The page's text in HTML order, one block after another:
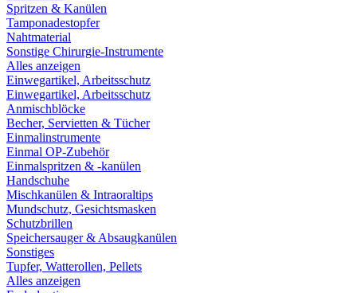
Spritzen & Kanülen
Tamponadestopfer
Nahtmaterial
Sonstige Chirurgie-Instrumente
Alles anzeigen
Einwegartikel, Arbeitsschutz
Einwegartikel, Arbeitsschutz
Anmischblöcke
Becher, Servietten & Tücher
Einmalinstrumente
Einmal OP-Zubehör
Einmalspritzen & -kanülen
Handschuhe
Mischkanülen & Intraoraltips
Mundschutz, Gesichtsmasken
Schutzbrillen
Speichersauger & Absaugkanülen
Sonstiges
Tupfer, Watterollen, Pellets
Alles anzeigen